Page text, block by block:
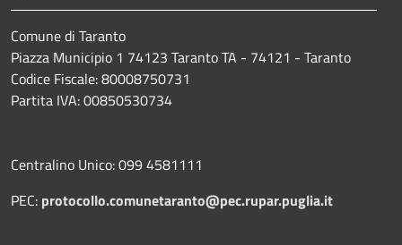
Comune di Taranto
Piazza Municipio 1 74123 Taranto TA - 74121 - Taranto
Codice Fiscale: 80008750731
Partita IVA: 00850530734
Centralino Unico: 099 4581111
PEC: protocollo.comunetaranto@pec.rupar.puglia.it